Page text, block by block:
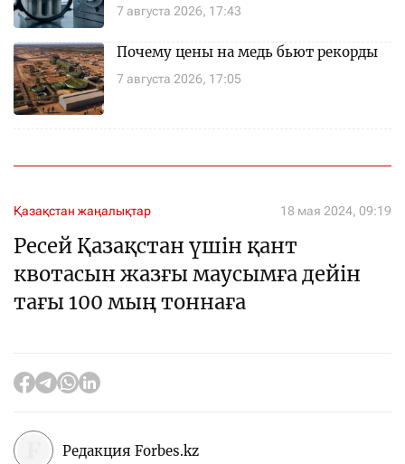
7 августа 2026, 17:43
7 августа 2026, 17:05
Почему цены на медь бьют рекорды
Қазақстан жаңалықтар 18 мая 2024, 09:19
Ресей Қазақстан үшін қант
квотасын жазғы маусымға дейін
тағы 100 мың тоннаға
Редакция Forbes.kz